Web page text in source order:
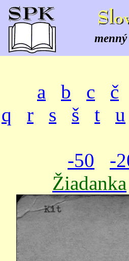
a b c č
q
r s š t u
-50 -
Žiadanka